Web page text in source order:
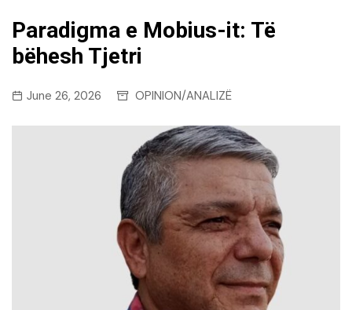
Paradigma e Mobius-it: Të
bëhesh Tjetri
June 26, 2026 OPINION/ANALIZË